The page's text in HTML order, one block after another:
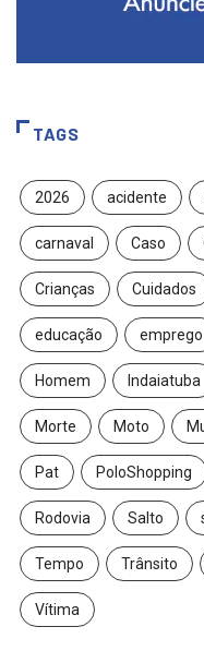
TAGS
2026 acidente
carnaval Caso
Crianças Cuidados
educação emprego
Homem Indaiatuba
Morte Moto
Pat PoloShopping
Rodovia Salto
Tempo Trânsito
Vítima